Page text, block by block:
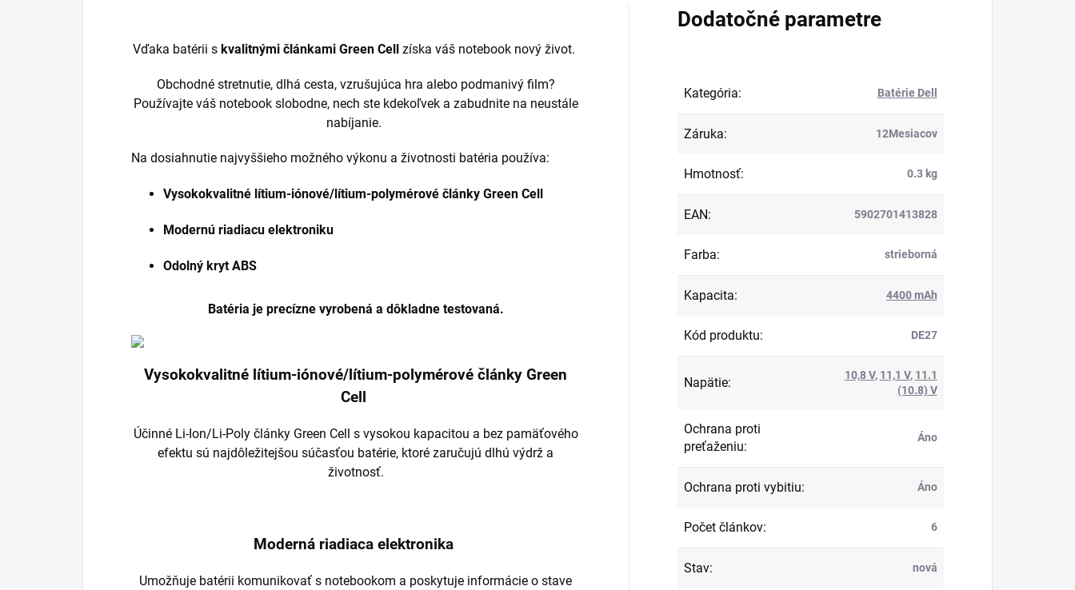
Vďaka batérii s kvalitnými článkami Green Cell získa váš notebook nový život.
Obchodné stretnutie, dlhá cesta, vzrušujúca hra alebo podmanivý film?
Používajte váš notebook slobodne, nech ste kdekoľvek a zabudnite na neustále
nabíjanie.
Na dosiahnutie najvyššieho možného výkonu a životnosti batéria používa:
Vysokokvalitné lítium-iónové/lítium-polymérové články Green Cell
Modernú riadiacu elektroniku
Odolný kryt ABS
Batéria je precízne vyrobená a dôkladne testovaná.
Vysokokvalitné lítium-iónové/lítium-polymérové články Green
Cell
Účinné Li-Ion/Li-Poly články Green Cell s vysokou kapacitou a bez pamäťového
efektu sú najdôležitejšou súčasťou batérie, ktoré zaručujú dlhú výdrž a
životnosť.
Moderná riadiaca elektronika
Umožňuje batérii komunikovať s notebookom a poskytuje informácie o stave
Dodatočné parametre
Kategória: Batérie Dell
Záruka: 12Mesiacov
Hmotnosť: 0.3 kg
EAN: 5902701413828
Farba: strieborná
Kapacita: 4400 mAh
Kód produktu: DE27
Napätie: 10,8 V, 11,1 V, 11.1
(10.8) V
Ochrana proti
preťaženiu:
Áno
Ochrana proti vybitiu: Áno
Počet článkov: 6
Stav: nová